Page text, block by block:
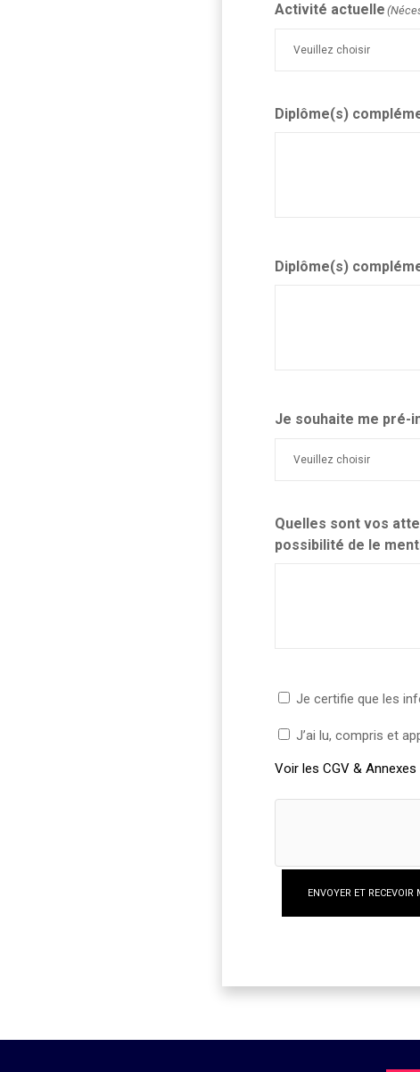
Activité actuelle
Diplôme(s)
Diplôme(s)
Je souhaite me pré-
Quelles sont vos
possibilité de le
Informations
Je certifie que les
CGV(Nécessaire)
J’ai lu, compris et
Voir les CGV & Annexes
ENVOYER ET RECEVOIR